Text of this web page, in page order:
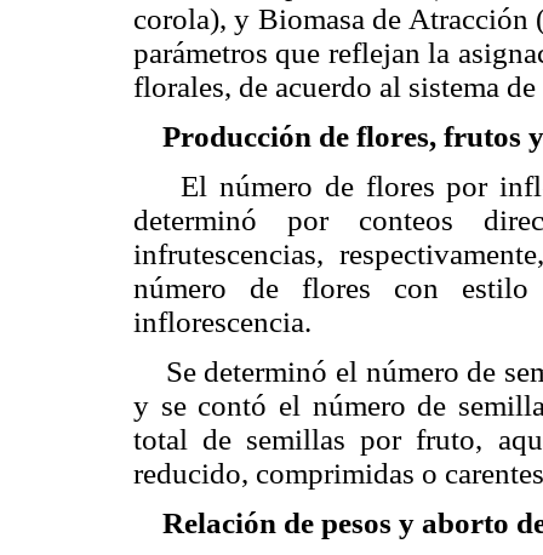
corola), y Biomasa de Atracción
parámetros que reflejan la
florales, de acuerdo al sistema
Producción de flores, frutos
El número de flores por
determinó por conteos
infrutescencias,
número de flores con
inflorescencia.
Se determinó el número de
y se contó el número de
total de semillas por fruto,
reducido, comprimidas o
Relación de pesos y aborto